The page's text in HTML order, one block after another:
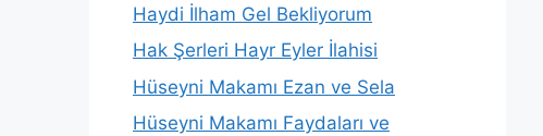
Haydi İlham Gel Bekliyorum
Hak Şerleri Hayr Eyler İlahisi
Hüseyni Makamı Ezan ve Sela
Hüseyni Makamı Faydaları ve